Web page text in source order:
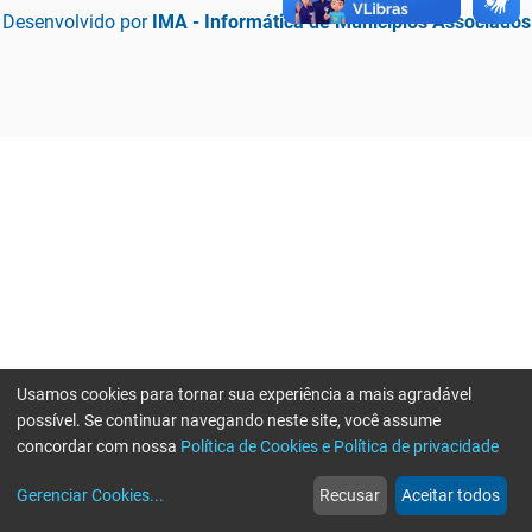
Desenvolvido por IMA - Informática de Municípios Associados
web
Notícias
more_horiz
Mais
Usamos cookies para tornar sua experiência a mais agradável
possível. Se continuar navegando neste site, você assume
concordar com nossa Política de Cookies e Política de privacidade
Gerenciar Cookies... Recusar Aceitar todos
Erro ao enviar informações, por favor tente novamente